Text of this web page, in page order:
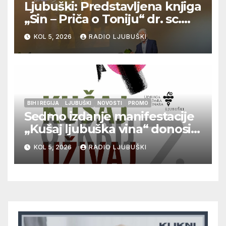
Ljubuški: Predstavljena knjiga
„Sin – Priča o Toniju“ dr. sc.
Zdenka Hercega
KOL 5, 2026 RADIO LJUBUŠKI
BIH I REGIJA LJUBUŠKI NOVOSTI PROMO
Sedmo izdanje manifestacije
„Kušaj ljubuška vina“ donosi
vrhunska vina, gastronomiju i
glazbu
KOL 5, 2026 RADIO LJUBUŠKI